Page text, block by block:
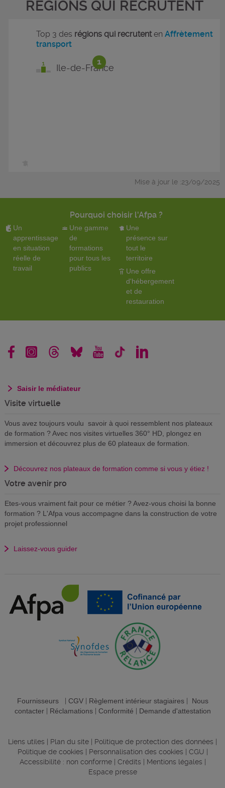
RÉGIONS QUI RECRUTENT
1
Top 3 des régions qui recrutentenAffrètement
transport
Ile-de-France
Mise à jour le :23/09/2025
Pourquoi choisir l'Afpa ?
Un
apprentissage
en situation
réelle de
travail
Une gamme
de
formations
pour tous les
publics
Une
présence sur
tout le
territoire
Une offre
d'hébergement
et de
restauration
Saisir le médiateur
Visite virtuelle
Vous avez toujours voulu savoir à quoi ressemblent nos plateaux
de formation ? Avec nos visites virtuelles 360° HD, plongez en
immersion et découvrez plus de 60 plateaux de formation.
Découvrez nos plateaux de formation comme si vous y étiez !
Votre avenir pro
Etes-vous vraiment fait pour ce métier ? Avez-vous choisi la bonne
formation ? L'Afpa vous accompagne dans la construction de votre
projet professionnel
Laissez-vous guider
Fournisseurs| CGV| Règlement intérieur stagiaires| Nous
contacter| Réclamations| Conformité Demande d'attestation
Liens utiles Plan du site Politique de protection des données
Politique de cookies
Personnalisation des cookies CGU
Accessibilité : non conforme| Crédits Mentions légales
Espace presse